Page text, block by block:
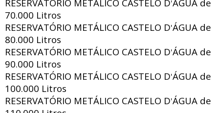
RESERVATÓRIO METÁLICO CASTELO D'ÁGUA de
70.000 Litros
RESERVATÓRIO METÁLICO CASTELO D'ÁGUA de
80.000 Litros
RESERVATÓRIO METÁLICO CASTELO D'ÁGUA de
90.000 Litros
RESERVATÓRIO METÁLICO CASTELO D'ÁGUA de
100.000 Litros
RESERVATÓRIO METÁLICO CASTELO D'ÁGUA de